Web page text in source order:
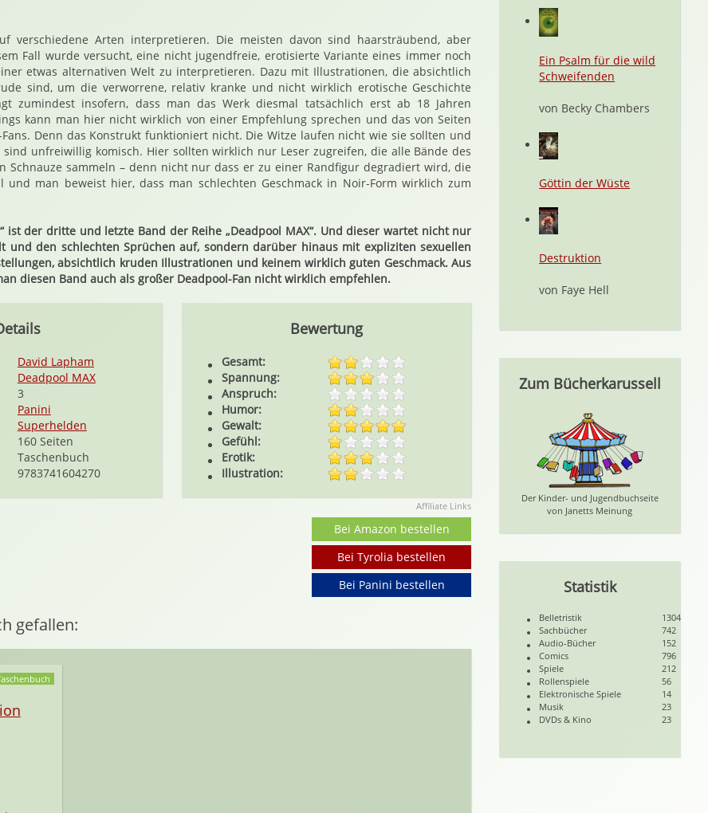
verschiedene Arten interpretieren. Die meisten davon sind haarsträubend, aber
Fall wurde versucht, eine nicht jugendfreie, erotisierte Variante eines immer noch
etwas alternativen Welt zu interpretieren. Dazu mit Illustrationen, die absichtlich
sind, um die verworrene, relativ kranke und nicht wirklich erotische Geschichte
zumindest insofern, dass man das Werk diesmal tatsächlich erst ab 18 Jahren
kann man hier nicht wirklich von einer Empfehlung sprechen und das von Seiten
Denn das Konstrukt funktioniert nicht. Die Witze laufen nicht wie sie sollten und
unfreiwillig komisch. Hier sollten wirklich nur Leser zugreifen, die alle Bände des
Schnauze sammeln – denn nicht nur dass er zu einer Randfigur degradiert wird, die
und man beweist hier, dass man schlechten Geschmack in Noir-Form wirklich zum
ist der dritte und letzte Band der Reihe „Deadpool MAX“. Und dieser wartet nicht nur
und den schlechten Sprüchen auf, sondern darüber hinaus mit expliziten sexuellen
absichtlich kruden Illustrationen und keinem wirklich guten Geschmack. Aus
diesen Band auch als großer Deadpool-Fan nicht wirklich empfehlen.
David Lapham
Deadpool MAX
3
Panini
Superhelden
160 Seiten
Taschenbuch
9783741604270
Bewertung
Gesamt:
Spannung:
Anspruch:
Humor:
Gewalt:
Gefühl:
Erotik:
Illustration:
Affiliate Links
Bei Amazon bestellen
Bei Tyrolia bestellen
Bei Panini bestellen
gefallen:
Ein Psalm für die wild
Schweifenden
von Becky Chambers
Göttin der Wüste
Destruktion
von Faye Hell
Zum Bücherkarussell
Der Kinder- und Jugendbuchseite
von Janetts Meinung
Statistik
Belletristik
1304
Sachbücher
742
Audio-Bücher
152
Comics
796
Spiele
212
Rollenspiele
56
Elektronische Spiele
14
Musik
23
DVDs & Kino
23